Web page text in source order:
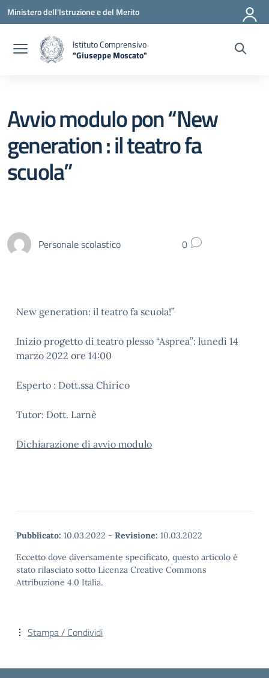
Vai ai contenuti
Vai al menu di navigazione
Vai al footer
Ministero dell'Istruzione e del Merito
Istituto Comprensivo
"Giuseppe Moscato"
Avvio modulo pon “New
generation : il teatro fa
scuola”
Personale scolastico 0
New generation: il teatro fa scuola!”
Inizio progetto di teatro plesso “Asprea”: lunedì 14
marzo 2022 ore 14:00
Esperto : Dott.ssa Chirico
Tutor: Dott. Larnè
Dichiarazione di avvio modulo
Pubblicato: 10.03.2022 - Revisione: 10.03.2022
Eccetto dove diversamente specificato, questo articolo è
stato rilasciato sotto Licenza Creative Commons
Attribuzione 4.0 Italia.
Stampa / Condividi